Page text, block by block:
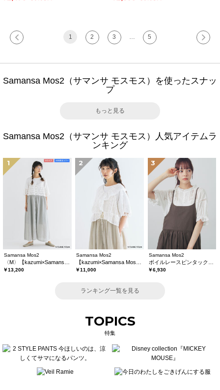
1 2 3 5
Samansa Mos2（サマンサ モスモス）を使ったスナッ
プ
もっと見る
Samansa Mos2（サマンサ モスモス）人気アイテムラ
ンキング
1
Samansa Mos2
￥13,200
2
Samansa Mos2
￥11,000
3
Samansa Mos2
￥6,930
ランキング一覧を見る
TOPICS
特集